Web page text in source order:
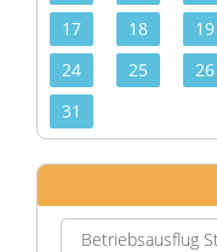
17
18 19
24
25 26
31